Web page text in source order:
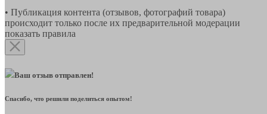
• Публикация контента (отзывов, фотографий товара)
происходит только после их предварительной модерации
показать правила
Ваш отзыв отправлен!
Спасибо, что решили поделиться опытом!